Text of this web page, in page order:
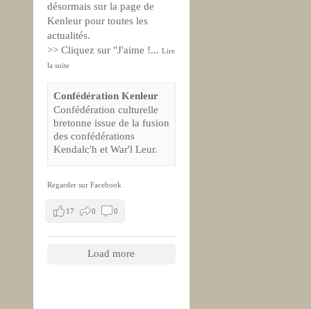
désormais sur la page de
Kenleur pour toutes les
actualités.
>> Cliquez sur "J'aime !... Lire
la suite
Confédération Kenleur
Confédération culturelle
bretonne issue de la fusion
des confédérations
Kendalc'h et War'l Leur.
Regarder sur Facebook
17 0 0
Load more